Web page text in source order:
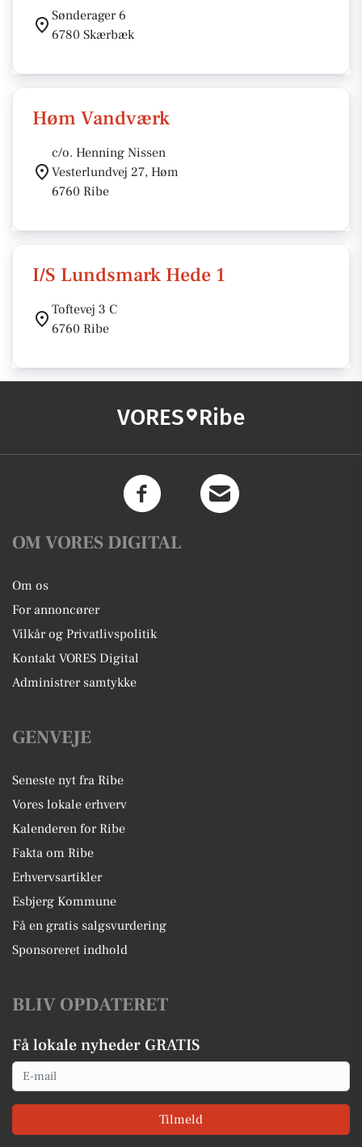
Sønderager 6
6780 Skærbæk
Høm Vandværk
c/o. Henning Nissen
Vesterlundvej 27, Høm
6760 Ribe
I/S Lundsmark Hede 1
Toftevej 3 C
6760 Ribe
VORES Ribe
OM VORES DIGITAL
Om os
For annoncører
Vilkår og Privatlivspolitik
Kontakt VORES Digital
Administrer samtykke
GENVEJE
Seneste nyt fra Ribe
Vores lokale erhverv
Kalenderen for Ribe
Fakta om Ribe
Erhvervsartikler
Esbjerg Kommune
Få en gratis salgsvurdering
Sponsoreret indhold
BLIV OPDATERET
Få lokale nyheder GRATIS
Email
Tilmeld